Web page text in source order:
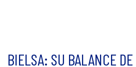
BIELSA: SU BALANCE